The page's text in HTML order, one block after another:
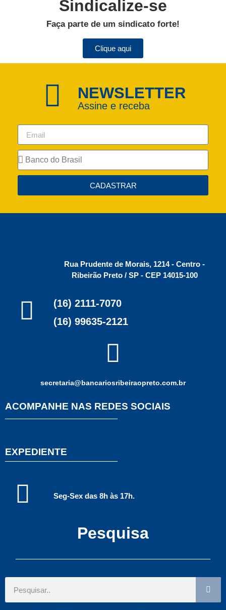
Sindicalize-se
Faça parte de um sindicato forte!
Clique aqui
NEWSLETTER
Assine e receba
CADASTRAR
Rua Prudente de Morais, 1214 - Centro -
Ribeirão Preto / SP - CEP 14015-100
(16) 2111-7070
(16) 99635-2121
secretaria@bancariosribeiraopreto.com.br
ACOMPANHE NAS REDES SOCIAIS
EXPEDIENTE
Seg-Sex das 8h às 17h.
Pesquisa